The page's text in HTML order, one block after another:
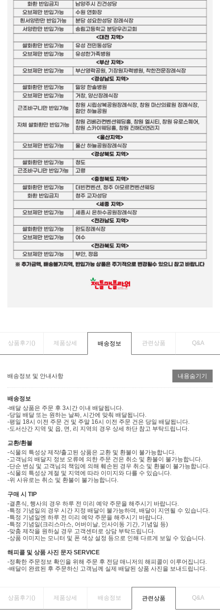
상품후기() 제품상세 배송정보 관련상품 Q&A
배송정보 및 안내사항 내용숨기기
배송정보
-배달 상품은 주문 후 3시간 이내 배달됩니다.
-당일 배달 또는 원하는 날짜, 시간에 맞춰 배달됩니다.
-평일 18시 이전 주문 건 및 주말 16시 이전 주문 건은 당일 배달됩니다.
-도서산간 지역 및 읍, 면, 리 지역의 경우 상세 하단 참고 부탁드립니다.
교환/환불
-식물의 특성상 제작/출고된 상품은 교환 및 환불이 불가능합니다.
-고객님의 배달지 정보 오류에 의한 주문 건은 취소 및 환불이 불가능합니다.
-단순 변심 및 고객님의 책임에 의해 훼손된 경우 취소 및 환불이 불가능합니다.
-식물의 특성상 계절 및 지역에 따라 이미지와 다를 수 있습니다.
-위 사유로는 취소 및 환불이 불가능합니다.
구매 시 TIP
-결혼식, 행사의 경우 하루 전 미리 예약 주문을 해주시기 바랍니다.
-특정 기념일의 경우 시간 지정 배달이 불가능하며, 배달이 지연될 수 있습니다.
-특정 기념일엔 하루 전 미리 예약 주문을 해주시기 바랍니다.
-특정 기념일(크리스마스, 어버이날, 인사이동 기간, 기념일 등)
-맞춤 제작을 원하실 경우 고객센터로 상담 부탁드립니다.
-상품 이미지는 모니터 및 폰 색상 설정 등으로 인해 다르게 보일 수 있습니다.
해피콜 및 상품 사진 문자 SERVICE
-정확한 주문정보 확인을 위해 주문 후 전담 매니저의 해피콜이 이루어집니다.
-배달이 완료된 후 주문하신 고객님께 실제 배달된 상품 사진을 보내드립니다.
상품후기() 제품상세 배송정보 관련상품 Q&A